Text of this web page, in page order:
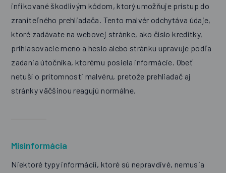
infikované škodlivým kódom, ktorý umožňuje prístup do
zraniteľného prehliadača. Tento malvér odchytáva údaje,
ktoré zadávate na webovej stránke, ako číslo kreditky,
prihlasovacie meno a heslo alebo stránku upravuje podľa
zadania útočníka, ktorému posiela informácie. Obeť
netuší o prítomnosti malvéru, pretože prehliadač aj
stránky väčšinou reagujú normálne.
Misinformácia
Niektoré typy informácií, ktoré sú nepravdivé, nemusia